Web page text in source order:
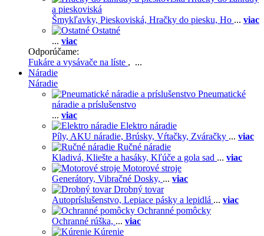
a pieskoviská
Šmykľavky, Pieskoviská, Hračky do piesku, Ho ... viac
Ostatné
... viac
Odporúčame:
Fukáre a vysávače na líste , ...
Náradie
Náradie
Pneumatické
náradie a príslušenstvo
... viac
Elektro náradie
Píly, AKU náradie, Brúsky, Vŕtačky, Zváračky ... viac
Ručné náradie
Kladivá, Kliešte a hasáky, Kľúče a gola sad ... viac
Motorové stroje
Generátory, Vibračné Dosky, ... viac
Drobný tovar
Autopríslušenstvo, Lepiace pásky a lepidlá ... viac
Ochranné pomôcky
Ochranné rúška, ... viac
Kúrenie